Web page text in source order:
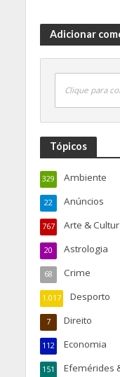
Adicionar
Clique para
Tópicos
Ambiente
329
Anúncios
22
Arte &
767
Astrologia
20
Crime
68
Desporto
1.017
Direito
7
Economia
112
Efemérides
151